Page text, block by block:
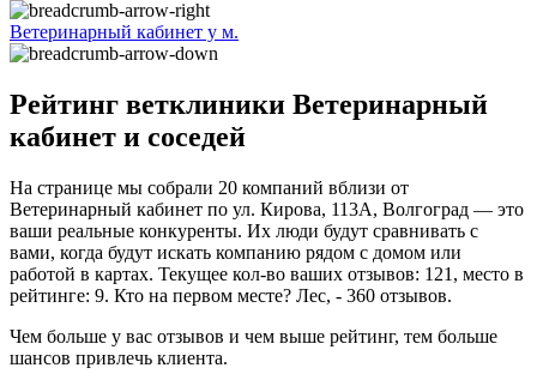
Ветеринарный кабинет у м.
Рейтинг ветклиники Ветеринарный
кабинет и соседей
На странице мы собрали 20 компаний вблизи от
Ветеринарный кабинет по ул. Кирова, 113А, Волгоград — это
ваши реальные конкуренты. Их люди будут сравнивать с
вами, когда будут искать компанию рядом с домом или
работой в картах. Текущее кол-во ваших отзывов: 121, место в
рейтинге: 9. Кто на первом месте? Лес, - 360 отзывов.
Чем больше у вас отзывов и чем выше рейтинг, тем больше
шансов привлечь клиента.